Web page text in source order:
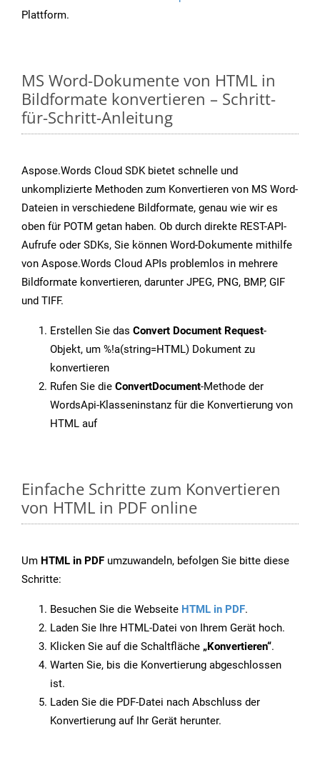
Plattform.
MS Word-Dokumente von HTML in
Bildformate konvertieren – Schritt-
für-Schritt-Anleitung
Aspose.Words Cloud SDK bietet schnelle und
unkomplizierte Methoden zum Konvertieren von MS Word-
Dateien in verschiedene Bildformate, genau wie wir es
oben für POTM getan haben. Ob durch direkte REST-API-
Aufrufe oder SDKs, Sie können Word-Dokumente mithilfe
von Aspose.Words Cloud APIs problemlos in mehrere
Bildformate konvertieren, darunter JPEG, PNG, BMP, GIF
und TIFF.
Erstellen Sie das Convert Document Request-
Objekt, um %!a(string=HTML) Dokument zu
konvertieren
Rufen Sie die ConvertDocument-Methode der
WordsApi-Klasseninstanz für die Konvertierung von
HTML auf
Einfache Schritte zum Konvertieren
von HTML in PDF online
Um HTML in PDF umzuwandeln, befolgen Sie bitte diese
Schritte:
Besuchen Sie die Webseite HTML in PDF.
Laden Sie Ihre HTML-Datei von Ihrem Gerät hoch.
Klicken Sie auf die Schaltfläche „Konvertieren“.
Warten Sie, bis die Konvertierung abgeschlossen
ist.
Laden Sie die PDF-Datei nach Abschluss der
Konvertierung auf Ihr Gerät herunter.